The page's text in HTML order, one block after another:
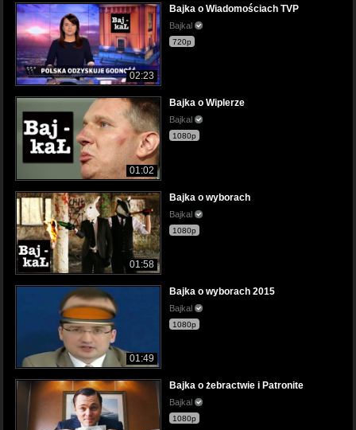
02:23
Bajka o Wiadomościach TVP
Bajkal
720p
01:02
Bajka o Wiplerze
Bajkal
1080p
01:58
Bajka o wyborach
Bajkal
1080p
01:49
Bajka o wyborach 2015
Bajkal
1080p
Bajka o żebractwie i Patronite
Bajkal
1080p